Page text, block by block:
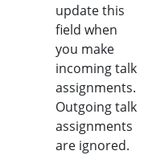
update this
field when
you make
incoming talk
assignments.
Outgoing talk
assignments
are ignored.